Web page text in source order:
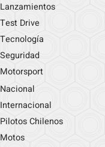
Lanzamientos
Test Drive
Tecnología
Seguridad
Motorsport
Nacional
Internacional
Pilotos Chilenos
Motos